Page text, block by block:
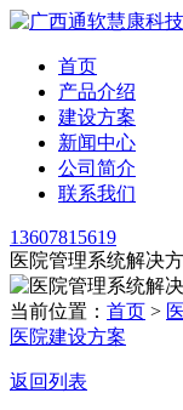
首页
产品介绍
建设方案
新闻中心
公司简介
联系我们
13607815619
医院管理系统解决
当前位置： 首页 >
医院建设方案
返回列表